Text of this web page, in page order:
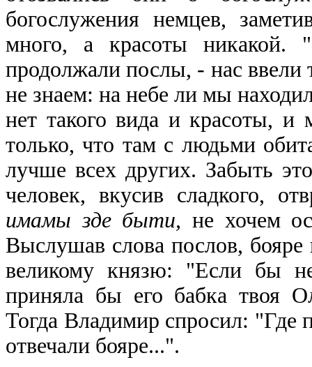
богослужения немцев,
много, а красоты
продолжали послы, - нас ввели
не знаем: на небе ли мы
нет такого вида и красоты, и
только, что там с людьми
лучше всех других. Забыть
человек, вкусив сладкого,
имамы зде быти, не хочем
Выслушав слова послов,
великому князю: "Если бы
приняла бы его бабка твоя
Тогда Владимир спросил:
отвечали бояре...".